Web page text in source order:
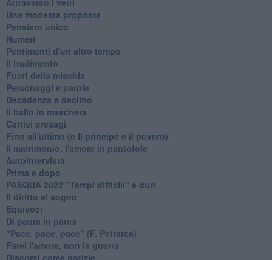
Una modesta proposta
Pensiero unico
Numeri
Pentimenti d'un altro tempo
Il tradimento
Fuori della mischia
Personaggi e parole
Decadenza e declino
Il ballo in maschera
Cattivi presagi
Fino all'ultimo (e Il principe e il povero)
Il matrimonio, l'amore in pantofole
Autointervista
Prima e dopo
​PASQUA 2022 “Tempi difficili” e duri
Il diritto al sogno
Equivoci
Di paura in paura
​“Pace, pace, pace” (F. Petrarca)
Farei l'amore, non la guerra
Discorsi come notizie